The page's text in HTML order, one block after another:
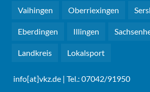
Vaihingen Oberriexingen
Eberdingen Illingen
Landkreis Lokalsport
info[at]vkz.de | Tel.: 07042/91950